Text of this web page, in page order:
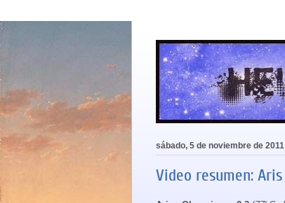
sábado, 5 de noviembre de 2011
Video resumen: